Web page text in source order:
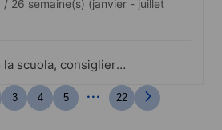
/ 26 semaine(s) (janvier - juillet
scuola, consiglierei
le attività,
i tipi per
3 4 5 ... 22